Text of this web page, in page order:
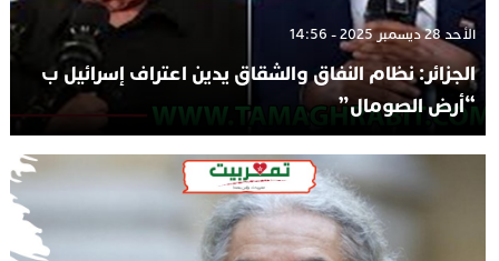
الأحد 28 ديسمبر 2025 - 14:56
الجزائر: نظام النفاق والشقاق يدين اعتراف إسرائيل ب
“أرض الصومال”